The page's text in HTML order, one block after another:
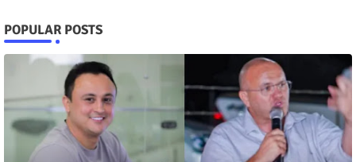
POPULAR POSTS